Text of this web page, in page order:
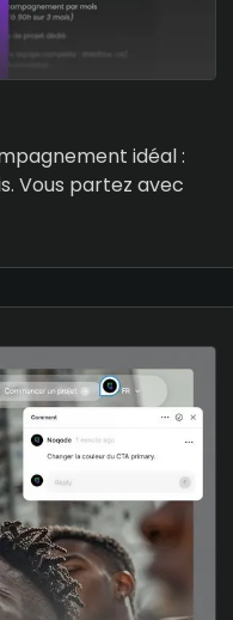
idéal :
Vous partez avec